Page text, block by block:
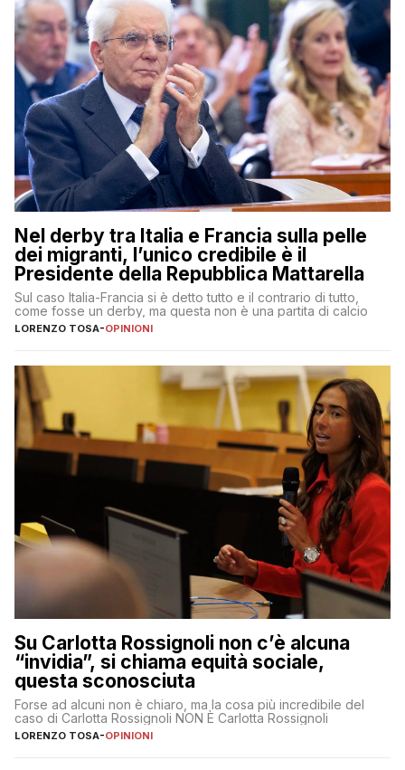
Nel derby tra Italia e Francia sulla pelle
dei migranti, l’unico credibile è il
Presidente della Repubblica Mattarella
Sul caso Italia-Francia si è detto tutto e il contrario di tutto,
come fosse un derby, ma questa non è una partita di calcio
LORENZO TOSA-OPINIONI
Su Carlotta Rossignoli non c’è alcuna
“invidia”, si chiama equità sociale,
questa sconosciuta
Forse ad alcuni non è chiaro, ma la cosa più incredibile del
caso di Carlotta Rossignoli NON È Carlotta Rossignoli
LORENZO TOSA-OPINIONI